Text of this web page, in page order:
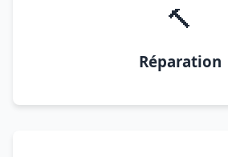
🔨
Réparation